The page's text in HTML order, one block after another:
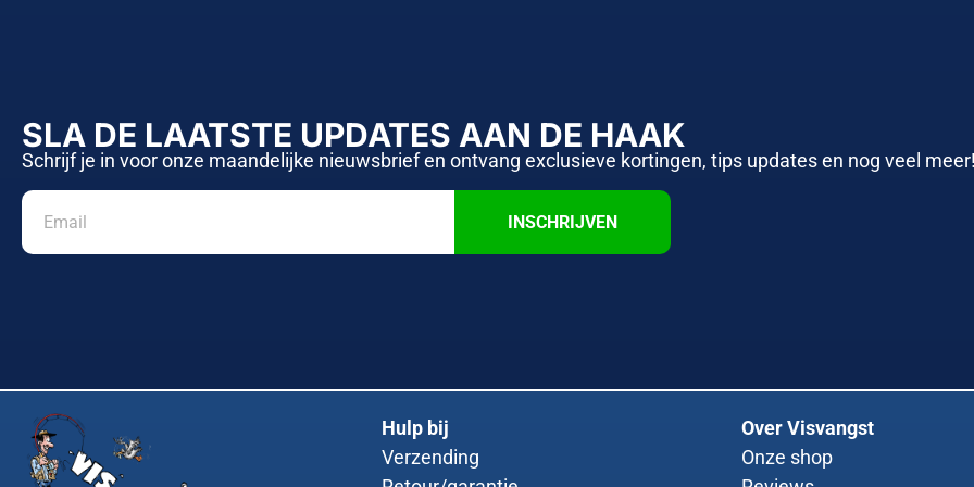
SLA DE LAATSTE UPDATES AAN DE HAAK
Schrijf je in voor onze maandelijke nieuwsbrief en ontvang exclusieve kortingen, tips updates en nog veel meer!
INSCHRIJVEN
Hulp bij
Verzending
Over Visvangst
Onze shop